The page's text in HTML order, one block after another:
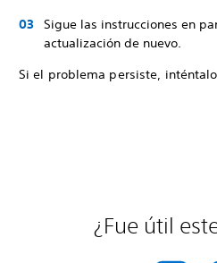
Sigue las instrucciones en
actualización de nuevo.
Si el problema persiste,
¿Fue útil